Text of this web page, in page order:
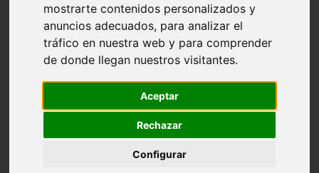
mostrarte contenidos personalizados y
anuncios adecuados, para analizar el
tráfico en nuestra web y para comprender
de donde llegan nuestros visitantes.
Aceptar
Rechazar
Configurar
Los Rios De Color Purpura Explicacion Del Final -